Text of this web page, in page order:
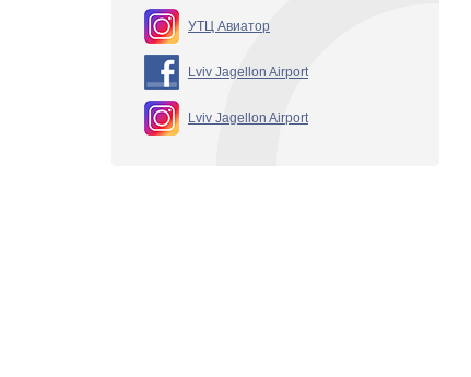
УТЦ Авиатор
Lviv Jagellon Airport
Lviv Jagellon Airport